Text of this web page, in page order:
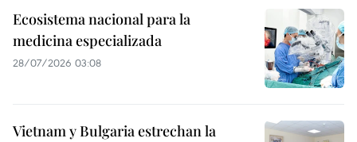
Ecosistema nacional para la
medicina especializada
28/07/2026 03:08
Vietnam y Bulgaria estrechan la